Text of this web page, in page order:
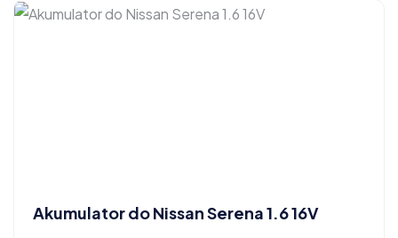
Akumulator do Nissan Serena 1.6 16V